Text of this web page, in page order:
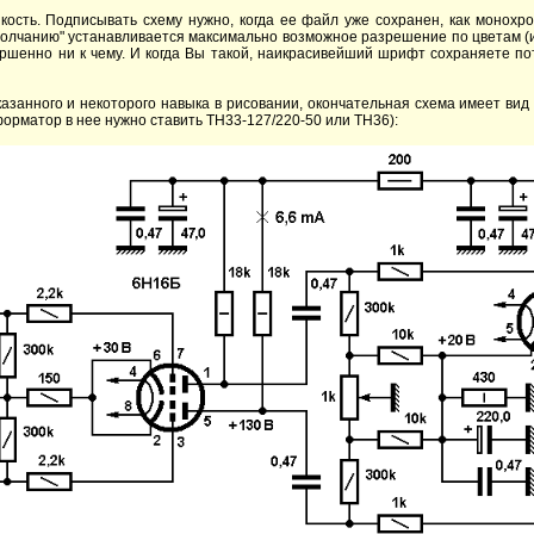
Подписывать схему нужно, когда ее файл уже сохранен, как
устанавливается максимально возможное разрешение по цветам
ни к чему. И когда Вы такой, наикрасивейший шрифт сохраняете
и некоторого навыка в рисовании, окончательная схема имеет
в нее нужно ставить ТН33-127/220-50 или ТН36):